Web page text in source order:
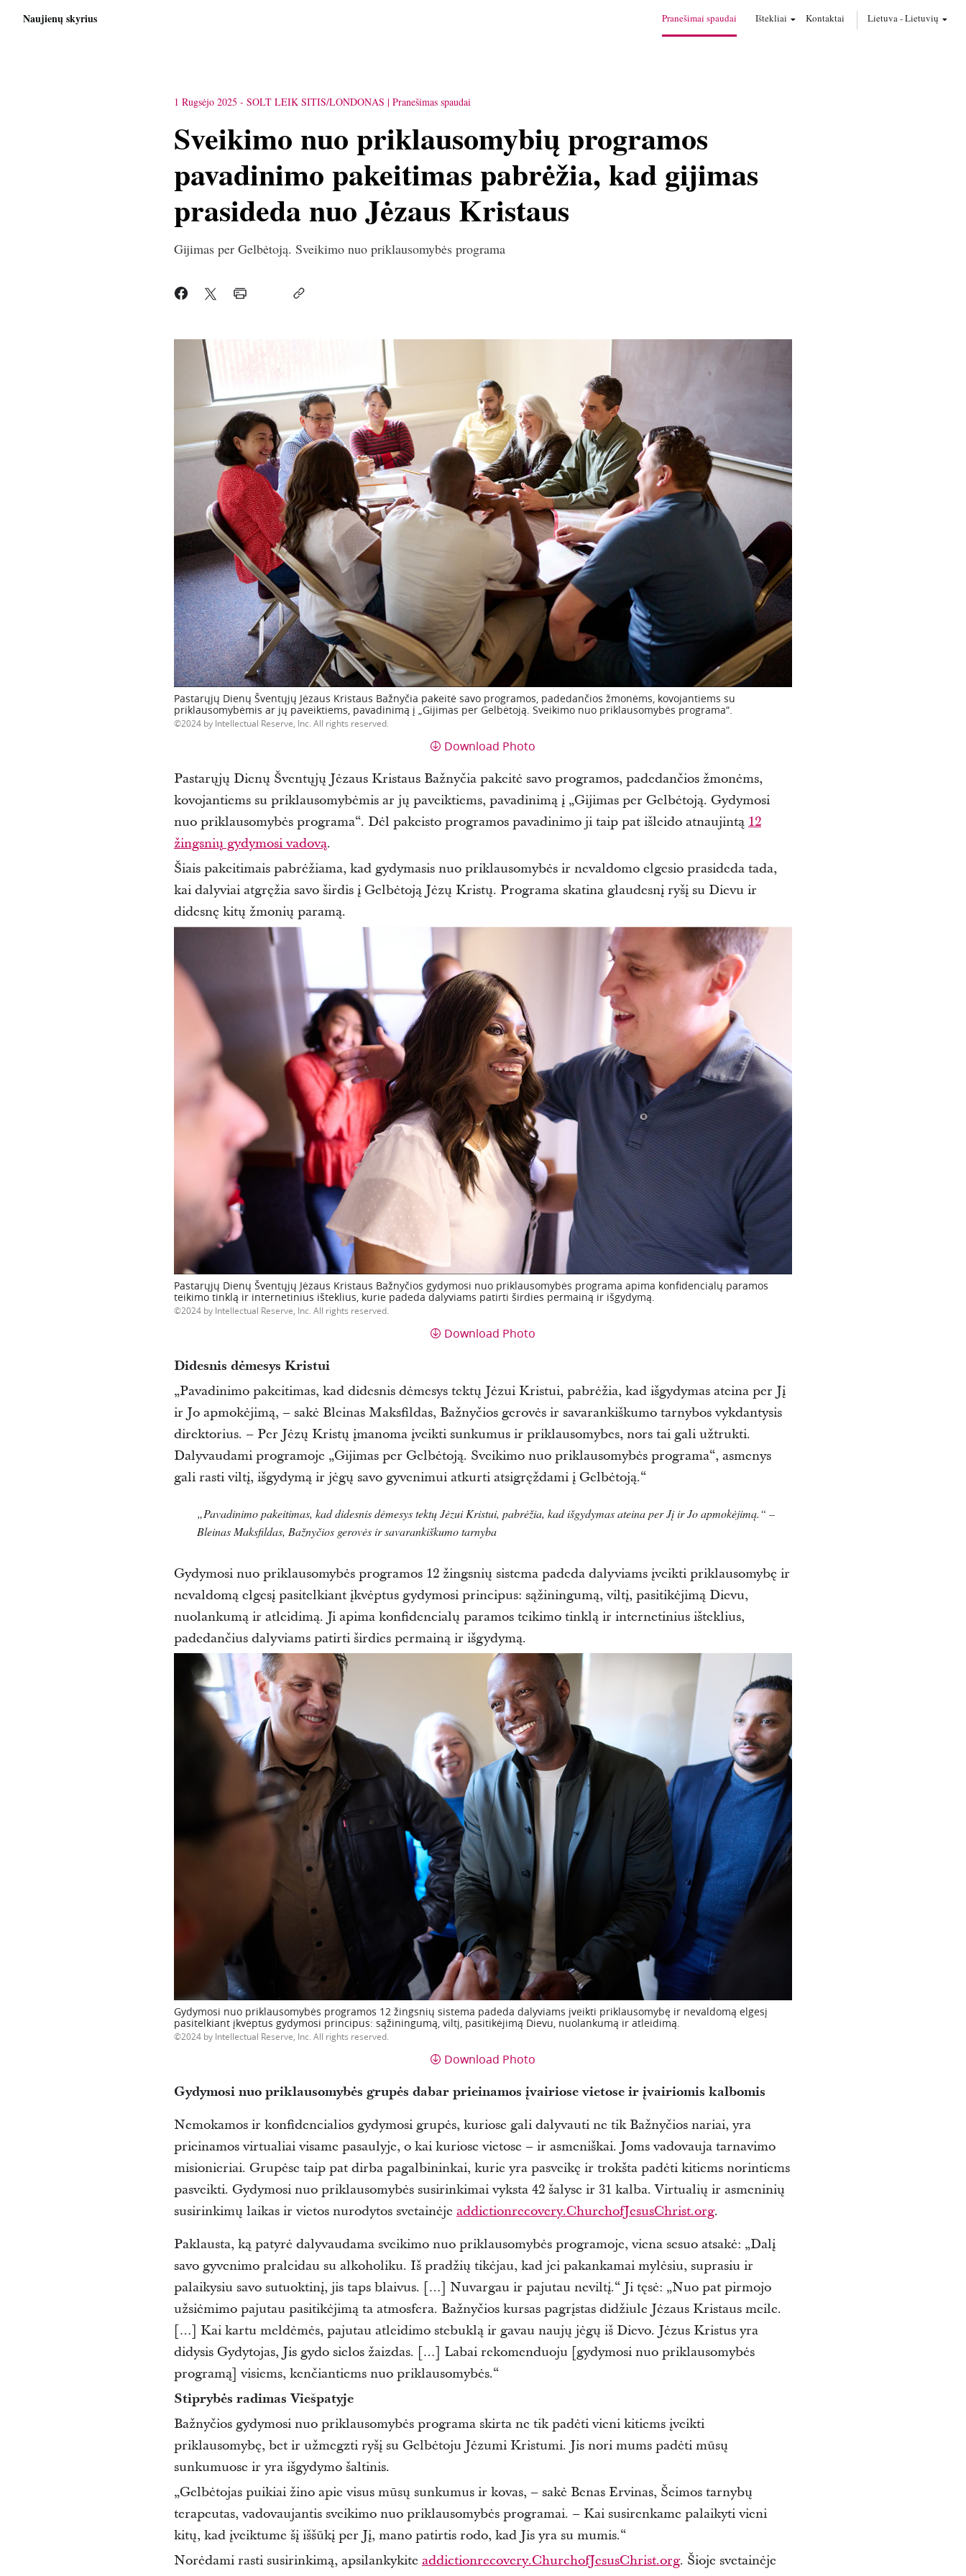
Naujienų skyrius Pranešimai spaudai Ištekliai Kontaktai Lietuva-Lietuvių
1 Rugsėjo 2025 - SOLT LEIK SITIS/LONDONAS Pranešimas spaudai
Sveikimo nuo priklausomybių programos
pavadinimo pakeitimas pabrėžia, kad gijimas
prasideda nuo Jėzaus Kristaus
Gijimas per Gelbėtoją. Sveikimo nuo priklausomybės programa
Pastarųjų Dienų Šventųjų Jėzaus Kristaus Bažnyčia pakeitė savo programos, padedančios žmonėms, kovojantiems su
priklausomybėmis ar jų paveiktiems, pavadinimą į „Gijimas per Gelbėtoją. Sveikimo nuo priklausomybės programa“.
2024 by Intellectual Reserve, Inc. All rights reserved.
Download Photo
Pastarųjų Dienų Šventųjų Jėzaus Kristaus Bažnyčia pakeitė savo programos, padedančios žmonėms,
kovojantiems su priklausomybėmis ar jų paveiktiems, pavadinimą į „Gijimas per Gelbėtoją. Gydymosi
nuo priklausomybės programa“. Dėl pakeisto programos pavadinimo ji taip pat išleido atnaujintą 12
žingsnių gydymosi vadovą.
Šiais pakeitimais pabrėžiama, kad gydymasis nuo priklausomybės ir nevaldomo elgesio prasideda tada,
kai dalyviai atgręžia savo širdis į Gelbėtoją Jėzų Kristų. Programa skatina glaudesnį ryšį su Dievu ir
didesnę kitų žmonių paramą.
Pastarųjų Dienų Šventųjų Jėzaus Kristaus Bažnyčios gydymosi nuo priklausomybės programa apima konfidencialų paramos
teikimo tinklą ir internetinius išteklius, kurie padeda dalyviams patirti širdies permainą ir išgydymą.
2024 by Intellectual Reserve, Inc. All rights reserved.
Download Photo
Didesnis dėmesys Kristui
„Pavadinimo pakeitimas, kad didesnis dėmesys tektų Jėzui Kristui, pabrėžia, kad išgydymas ateina per Jį
ir Jo apmokėjimą, – sakė Bleinas Maksfildas, Bažnyčios gerovės ir savarankiškumo tarnybos vykdantysis
direktorius. – Per Jėzų Kristų įmanoma įveikti sunkumus ir priklausomybes, nors tai gali užtrukti.
Dalyvaudami programoje „Gijimas per Gelbėtoją. Sveikimo nuo priklausomybės programa“, asmenys
gali rasti viltį, išgydymą ir jėgų savo gyvenimui atkurti atsigręždami į Gelbėtoją.“
„Pavadinimo pakeitimas, kad didesnis dėmesys tektų Jėzui Kristui, pabrėžia, kad išgydymas ateina per Jį ir Jo apmokėjimą.“ –
Bleinas Maksfildas, Bažnyčios gerovės ir savarankiškumo tarnyba
Gydymosi nuo priklausomybės programos 12 žingsnių sistema padeda dalyviams įveikti priklausomybę ir
nevaldomą elgesį pasitelkiant įkvėptus gydymosi principus: sąžiningumą, viltį, pasitikėjimą Dievu,
nuolankumą ir atleidimą. Ji apima konfidencialų paramos teikimo tinklą ir internetinius išteklius,
padedančius dalyviams patirti širdies permainą ir išgydymą.
Gydymosi nuo priklausomybės programos 12 žingsnių sistema padeda dalyviams įveikti priklausomybę ir nevaldomą elgesį
pasitelkiant įkvėptus gydymosi principus: sąžiningumą, viltį, pasitikėjimą Dievu, nuolankumą ir atleidimą.
2024 by Intellectual Reserve, Inc. All rights reserved.
Download Photo
Gydymosi nuo priklausomybės grupės dabar prieinamos įvairiose vietose ir įvairiomis kalbomis
Nemokamos ir konfidencialios gydymosi grupės, kuriose gali dalyvauti ne tik Bažnyčios nariai, yra
prieinamos virtualiai visame pasaulyje, o kai kuriose vietose – ir asmeniškai. Joms vadovauja tarnavimo
misionieriai. Grupėse taip pat dirba pagalbininkai, kurie yra pasveikę ir trokšta padėti kitiems norintiems
pasveikti. Gydymosi nuo priklausomybės susirinkimai vyksta 42 šalyse ir 31 kalba. Virtualių ir asmeninių
susirinkimų laikas ir vietos nurodytos svetainėje addictionrecovery.ChurchofJesusChrist.org.
Paklausta, ką patyrė dalyvaudama sveikimo nuo priklausomybės programoje, viena sesuo atsakė: „Dalį
savo gyvenimo praleidau su alkoholiku. Iš pradžių tikėjau, kad jei pakankamai mylėsiu, suprasiu ir
palaikysiu savo sutuoktinį, jis taps blaivus. […] Nuvargau ir pajutau neviltį.“ Ji tęsė: „Nuo pat pirmojo
užsiėmimo pajutau pasitikėjimą ta atmosfera. Bažnyčios kursas pagrįstas didžiule Jėzaus Kristaus meile.
[…] Kai kartu meldėmės, pajutau atleidimo stebuklą ir gavau naujų jėgų iš Dievo. Jėzus Kristus yra
didysis Gydytojas, Jis gydo sielos žaizdas. […] Labai rekomenduoju [gydymosi nuo priklausomybės
programą] visiems, kenčiantiems nuo priklausomybės.“
Stiprybės radimas Viešpatyje
Bažnyčios gydymosi nuo priklausomybės programa skirta ne tik padėti vieni kitiems įveikti
priklausomybę, bet ir užmegzti ryšį su Gelbėtoju Jėzumi Kristumi. Jis nori mums padėti mūsų
sunkumuose ir yra išgydymo šaltinis.
„Gelbėtojas puikiai žino apie visus mūsų sunkumus ir kovas, – sakė Benas Ervinas, Šeimos tarnybų
terapeutas, vadovaujantis sveikimo nuo priklausomybės programai. – Kai susirenkame palaikyti vieni
kitų, kad įveiktume šį iššūkį per Jį, mano patirtis rodo, kad Jis yra su mumis.“
Norėdami rasti susirinkimą, apsilankykite addictionrecovery.ChurchofJesusChrist.org. Šioje svetainėje